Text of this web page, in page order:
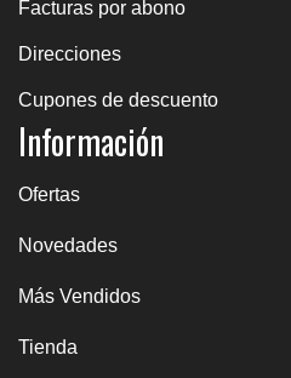
Facturas por abono
Direcciones
Cupones de descuento
Información
Ofertas
Novedades
Más Vendidos
Tienda